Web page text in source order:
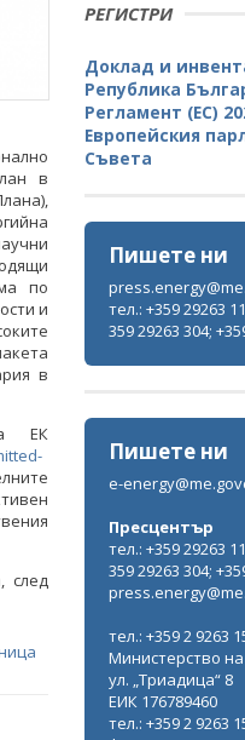
в
по
и
в
ЕК
след
РЕГИСТРИ
Доклад и
Република
Регламент (ЕС)
Европейския
Съвета
Пишете ни
тел.: +359 29263
359 29263 304;
Пишете ни
e-
Пресцентър
тел.: +359 29263
359 29263 304;
тел.: +359 2 9263
Министерство
ул. „Триадица“ 8
ЕИК 176789460
тел.: +359 2 9263